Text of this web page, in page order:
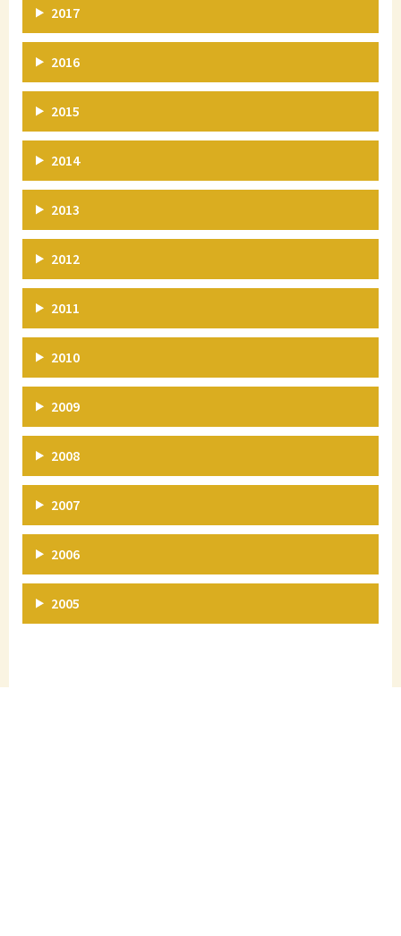
2017
2016
2015
2014
2013
2012
2011
2010
2009
2008
2007
2006
2005